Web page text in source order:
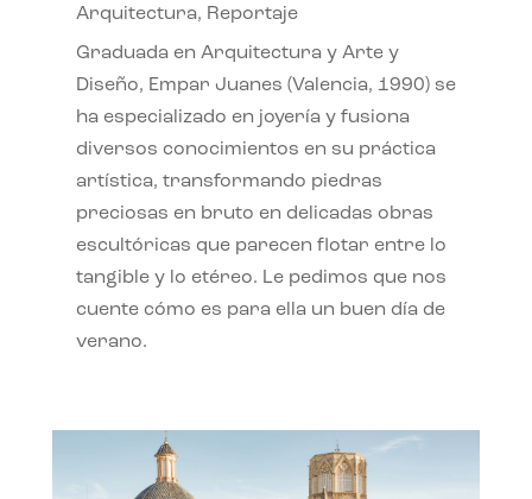
Arquitectura, Reportaje
Graduada en Arquitectura y Arte y
Diseño, Empar Juanes (Valencia, 1990) se
ha especializado en joyería y fusiona
diversos conocimientos en su práctica
artística, transformando piedras
preciosas en bruto en delicadas obras
escultóricas que parecen flotar entre lo
tangible y lo etéreo. Le pedimos que nos
cuente cómo es para ella un buen día de
verano.